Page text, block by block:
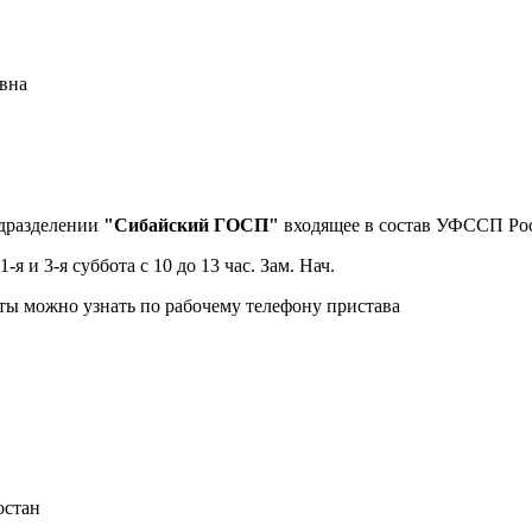
"Сибайский ГОСП" входящее в состав УФССП
я и 3-я суббота с 10 до 13 час. Зам. Нач.
можно узнать по рабочему телефону пристава